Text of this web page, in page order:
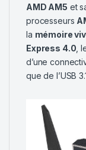
AMD AM5 et
processeurs
la mémoire
Express 4.0 ,
d’une
que de l’USB